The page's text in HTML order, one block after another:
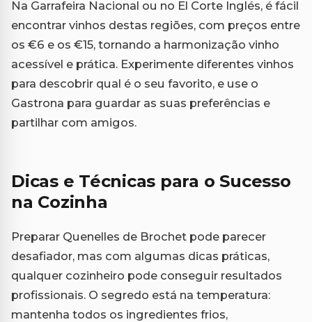
Na Garrafeira Nacional ou no El Corte Inglés, é fácil
encontrar vinhos destas regiões, com preços entre
os €6 e os €15, tornando a harmonização vinho
acessível e prática. Experimente diferentes vinhos
para descobrir qual é o seu favorito, e use o
Gastrona para guardar as suas preferências e
partilhar com amigos.
Dicas e Técnicas para o Sucesso
na Cozinha
Preparar Quenelles de Brochet pode parecer
desafiador, mas com algumas dicas práticas,
qualquer cozinheiro pode conseguir resultados
profissionais. O segredo está na temperatura:
mantenha todos os ingredientes frios,